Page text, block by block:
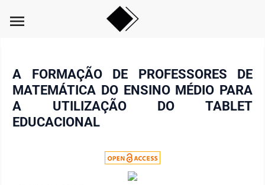
menu
A FORMAÇÃO DE PROFESSORES DE
MATEMÁTICA DO ENSINO MÉDIO PARA
A UTILIZAÇÃO DO TABLET
EDUCACIONAL